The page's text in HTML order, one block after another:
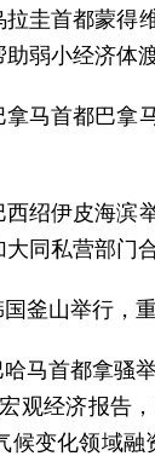
圭首都蒙得
弱小经济体
马首都巴拿
绍伊皮海滨
同私营部门
釜山举行，
马首都拿骚
观经济报告
变化领域